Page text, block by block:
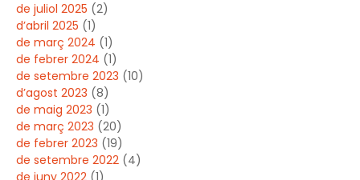
de juliol 2025 (2)
d’abril 2025 (1)
de març 2024 (1)
de febrer 2024 (1)
de setembre 2023 (10)
d’agost 2023 (8)
de maig 2023 (1)
de març 2023 (20)
de febrer 2023 (19)
de setembre 2022 (4)
de juny 2022 (1)